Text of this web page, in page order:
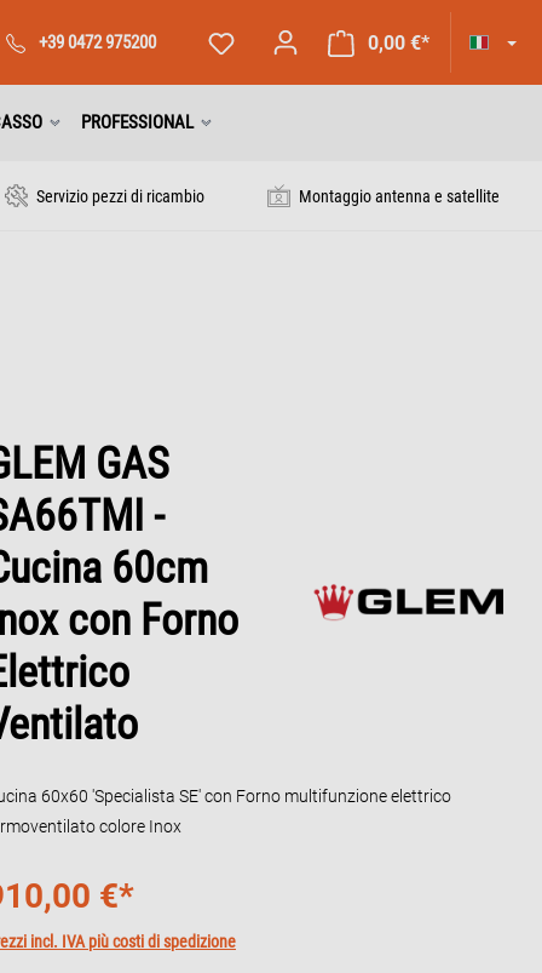
+39 0472 975200 0,00 €*
PROFESSIONAL
Servizio pezzi di ricambio Montaggio antenna e satellite
GAS
-
60cm
con Forno
60x60 'Specialista SE' con Forno multifunzione elettrico
colore Inox
€*
incl. IVA più costi di spedizione